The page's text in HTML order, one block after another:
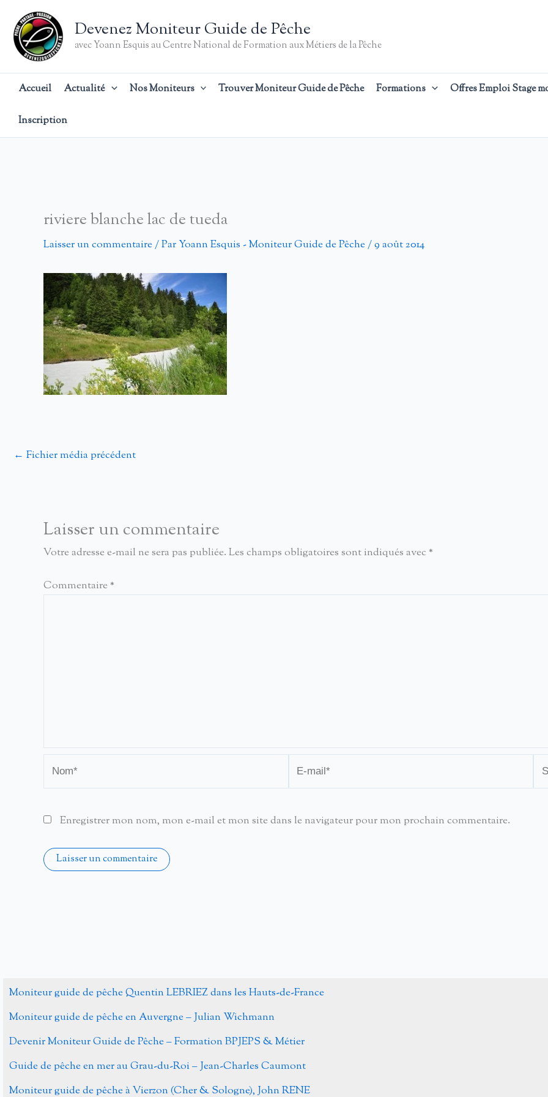
contenu
Devenez Moniteur Guide de Pêche
avec Yoann Esquis au Centre National de Formation aux Métiers de la Pêche
Accueil Actualité Nos Moniteurs Trouver Moniteur Guide de Pêche Formations Offres Emploi Stage
Inscription
riviere blanche lac de tueda
Laisser un commentaire/ ParYoann Esquis - Moniteur Guide de Pêche/9 août 2014
← Fichier média précédent
Laisser un commentaire
Votre adresse e-mail ne sera pas publiée. Les champs obligatoires sont indiqués avec *
Commentaire *
mail*
Enregistrer mon nom, mon e-mail et mon site dans le navigateur pour mon prochain commentaire.
Moniteur guide de pêche Quentin LEBRIEZ dans les Hauts-de-France
Moniteur guide de pêche en Auvergne – Julian Wichmann
Devenir Moniteur Guide de Pêche – Formation BPJEPS & Métier
Guide de pêche en mer au Grau-du-Roi – Jean-Charles Caumont
Moniteur guide de pêche à Vierzon (Cher & Sologne), John RENE